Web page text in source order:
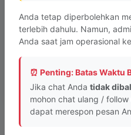
© 2026 PKBM INTAN Bandung
Anda tetap diperbolehkan
terlebih dahulu. Namun,
Anda saat jam operasional
⏰ Penting: Batas Waktu
Jika chat Anda tidak
mohon chat ulang /
dapat merespon pesan